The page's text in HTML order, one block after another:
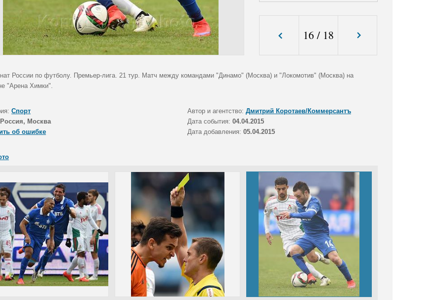
16/ 18
России по футболу. Премьер-лига. 21 тур. Матч между командами "Динамо" (Москва) и "Локомотив" (Москва) на
"Арена Химки".
Спорт Автор и агентство: Дмитрий Коротаев/Коммерсантъ
Россия, Москва Дата события: 04.04.2015
об ошибке
Дата добавления: 05.04.2015